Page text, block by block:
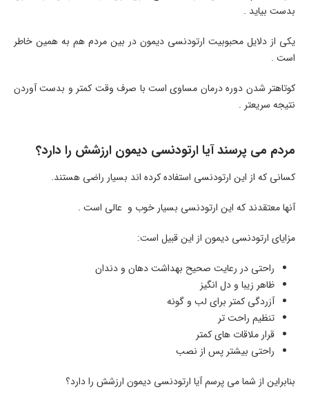
بدست بیاید .
یکی از دلایل محبوبیت ارتودنسی دیمون در بین مردم هم به همین خاطر
است .
کوتاهتر شدن دوره درمان مساوی است با صرف وقت کمتر و بدست آوردن
نتیجه سریعتر .
مردم می پرسند آیا ارتودنسی دیمون ارزشش را دارد؟
کسانی که از این ارتودنسی استفاده کرده اند بسیار راضی هستند.
آنها معتقدند که این ارتودنسی بسیار خوب و عالی است .
مزایای ارتودنسی دیمون از این قبیل است:
راحتی در رعایت صحیح بهداشت دهان و دندان
ظاهر زیبا و دل انگیز
آزردگی کمتر برای لب و گونه
تنظیم راحت تر
قرار ملاقات های کمتر
راحتی بیشتر پس از نصب
بنابراین از شما می پرسم آیا ارتودنسی دیمون ارزشش را دارد؟